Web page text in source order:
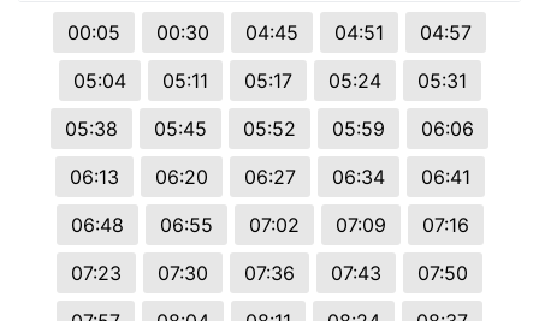
00:05 00:30 04:45 04:51
04:57
05:04
05:11 05:17 05:24
05:31
05:38
05:45 05:52 05:59
06:06
06:13
06:20 06:27 06:34
06:41
06:48
06:55 07:02 07:09
07:16
07:23
07:30 07:36 07:43
07:50